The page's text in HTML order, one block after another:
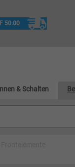
50.00
& Schalten